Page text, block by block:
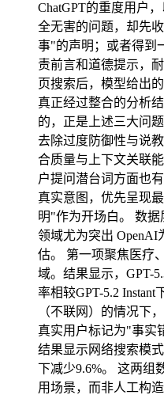
ChatGPT的重度用户
全无害的问题，却先
事"的声明；或者得到
责前言和道德提示，
页搜索后，模型给出
真正经过整合的分析
的，正是上述三大问
去除过度防御性与说
合质量与上下文关联
户提问潜台词方面也
真实意图，优先呈现
明"作为开场白。 数
领域尤为突出 OpenAI
估。 第一项聚焦医疗
域。结果显示，GPT-
率相较GPT-5.2
（不联网）的情况下
真实用户标记为"事实
结果显示网络搜索模
下减少9.6%。 这两组
用场景，而非人工构